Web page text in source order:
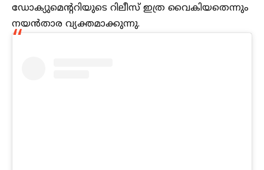
ഡോക്യുമെൻ്ററിയുടെ റിലീസ് ഇത്ര വൈകിയതെന്നും
നയൻതാര വ്യക്തമാക്കുന്നു.